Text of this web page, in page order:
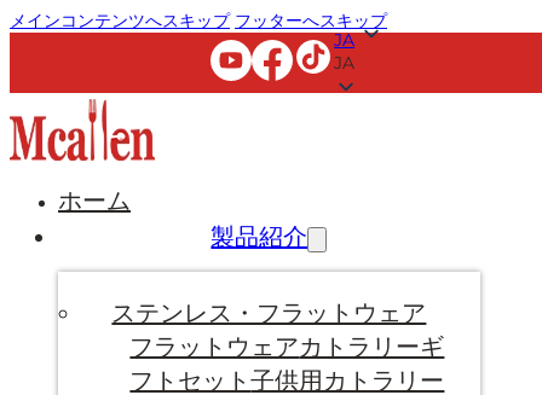
メインコンテンツへスキップ フッターへスキップ
JA
JA
ホーム
製品紹介
ステンレス・フラットウェア
フラットウェアカトラリーギ
フトセット子供用カトラリー